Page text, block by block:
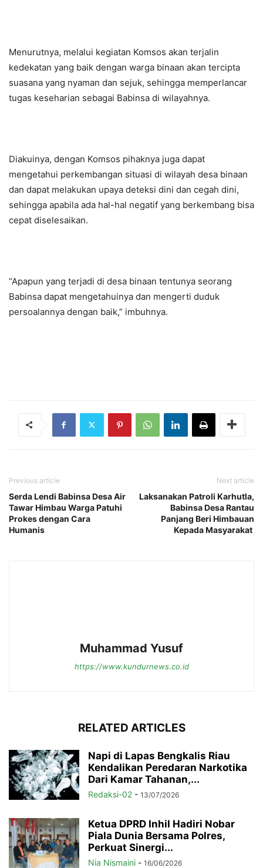
Menurutnya, melalui kegiatan Komsos akan terjalin
kedekatan yang baik dengan warga binaan akan tercipta
suasana yang nyaman dan sejuk, sehingga memperlancar
tugas keseharian sebagai Babinsa di wilayahnya.
Diakuinya, dengan Komsos pihaknya juga dapat
mengetahui perkembangan situasi di wilayah desa binaan
dan dapat melakukan upaya deteksi dini dan cegah dini,
sehingga apabila ada hal-hal negatif yang berkembang bisa
cepat diselesaikan.
“Apapun yang terjadi di desa binaan tentunya seorang
Babinsa dapat mengetahuinya dan mengerti duduk
persoalannya dengan baik,” imbuhnya.
Previous article
Serda Lendi Babinsa Desa Air
Tawar Himbau Warga Patuhi
Prokes dengan Cara
Humanis
Next article
Laksanakan Patroli Karhutla,
Babinsa Desa Rantau
Panjang Beri Himbauan
Kepada Masyarakat
Muhammad Yusuf
https://www.kundurnews.co.id
RELATED ARTICLES
Napi di Lapas Bengkalis Riau
Kendalikan Peredaran Narkotika
Dari Kamar Tahanan,...
Redaksi-02 - 13/07/2026
Ketua DPRD Inhil Hadiri Nobar
Piala Dunia Bersama Polres,
Perkuat Sinergi...
Nia Nismaini - 16/06/2026